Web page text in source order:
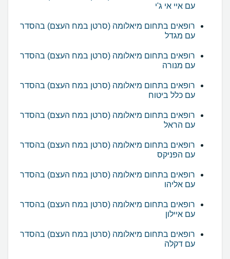
עם איי אי ג'י
רופאים בתחום מיאלומה (סרטן במח העצם) בהסדר
עם מגדל
רופאים בתחום מיאלומה (סרטן במח העצם) בהסדר
עם מנורה
רופאים בתחום מיאלומה (סרטן במח העצם) בהסדר
עם כלל ביטוח
רופאים בתחום מיאלומה (סרטן במח העצם) בהסדר
עם הראל
רופאים בתחום מיאלומה (סרטן במח העצם) בהסדר
עם הפניקס
רופאים בתחום מיאלומה (סרטן במח העצם) בהסדר
עם אליהו
רופאים בתחום מיאלומה (סרטן במח העצם) בהסדר
עם איילון
רופאים בתחום מיאלומה (סרטן במח העצם) בהסדר
עם דקלה